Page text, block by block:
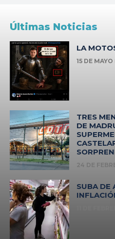
Últimas Noticias
LA
15 DE
TRES
DE
24 DE
SUBA DE